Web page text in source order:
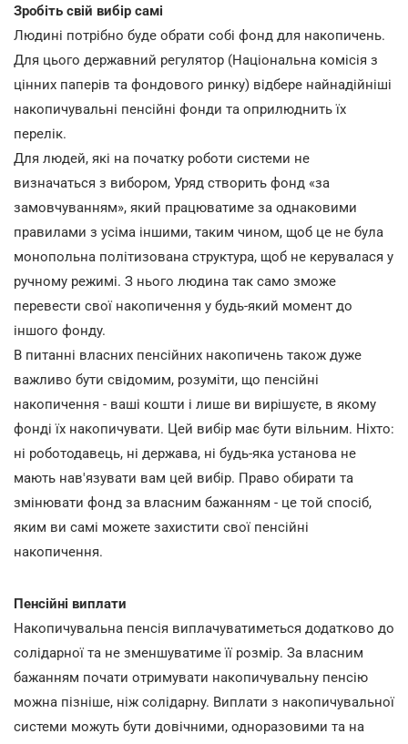
Зробіть свій вибір самі
Людині потрібно буде обрати собі фонд для накопичень.
Для цього державний регулятор (Національна комісія з
цінних паперів та фондового ринку) відбере найнадійніші
накопичувальні пенсійні фонди та оприлюднить їх
перелік.
Для людей, які на початку роботи системи не
визначаться з вибором, Уряд створить фонд «за
замовчуванням», який працюватиме за однаковими
правилами з усіма іншими, таким чином, щоб це не була
монопольна політизована структура, щоб не керувалася у
ручному режимі. З нього людина так само зможе
перевести свої накопичення у будь-який момент до
іншого фонду.
В питанні власних пенсійних накопичень також дуже
важливо бути свідомим, розуміти, що пенсійні
накопичення - ваші кошти і лише ви вирішуєте, в якому
фонді їх накопичувати. Цей вибір має бути вільним. Ніхто:
ні роботодавець, ні держава, ні будь-яка установа не
мають нав'язувати вам цей вибір. Право обирати та
змінювати фонд за власним бажанням - це той спосіб,
яким ви самі можете захистити свої пенсійні
накопичення.
Пенсійні виплати
Накопичувальна пенсія виплачуватиметься додатково до
солідарної та не зменшуватиме її розмір. За власним
бажанням почати отримувати накопичувальну пенсію
можна пізніше, ніж солідарну. Виплати з накопичувальної
системи можуть бути довічними, одноразовими та на